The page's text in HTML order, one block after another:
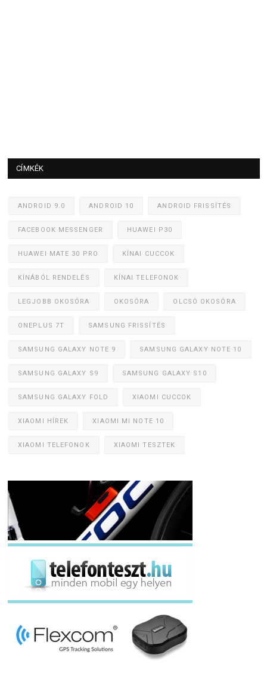
CÍMKÉK
ANDROID 9.0 ANDROID 10 ANDROID FRISSÍTÉS
FACEBOOK MESSENGER HUAWEI P30
HUAWEI MATE 30 PRO KÍNAI CUCCOK
KÍNÁBÓL RENDELÉS KÍNAI TELEFONOK
LEGJOBB OKOSÓRA OKOSÓRA OLCSÓ OKOSÓRA
ONEPLUS 7T SAMSUNG FRISSÍTÉS
SAMSUNG GALAXY NOTE 9 SAMSUNG GALAXY NOTE 10
SAMSUNG GALAXY S9 SAMSUNG GALAXY S10
SAMSUNG GALAXY FOLD XIAOMI CUCCOK
XIAOMI HÍREK XIAOMI MI NOTE 10
XIAOMI TELEFONOK XIAOMI TESZTEK